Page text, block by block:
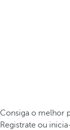
Consiga o melhor
Registrate ou